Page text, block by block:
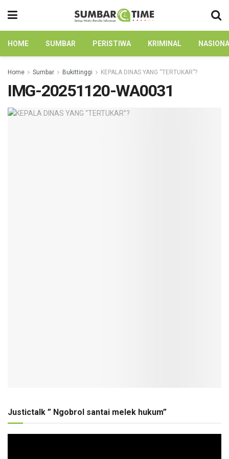
HOME SUMBAR PERISTIWA KRIMINAL
Home Sumbar Bukittinggi KEPALA DINAS YANG “TERTUKAR”?
IMG-20251120-WA0031
Justictalk ” Ngobrol santai melek hukum”